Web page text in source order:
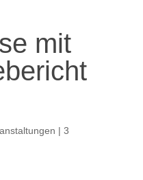
mit
| 3